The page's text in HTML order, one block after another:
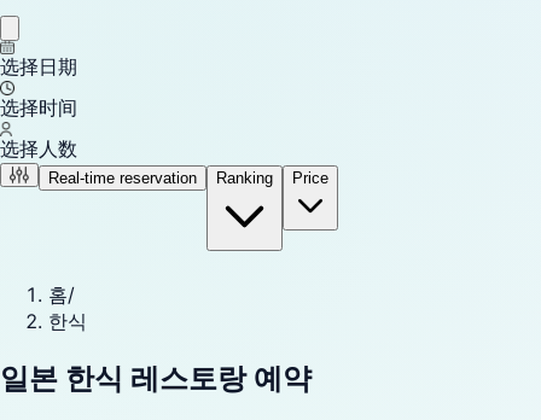
选择日期
选择时间
选择人数
Real-time reservation Ranking Price
홈/
한식
일본 한식 레스토랑 예약